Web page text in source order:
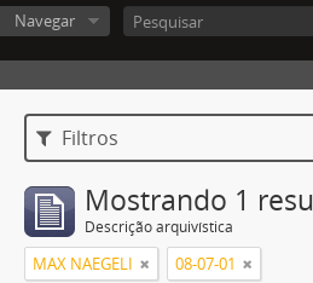
Navegar
Filtros
Mostrando 1
Descrição arquivística
MAX NAEGELI 08-07-01